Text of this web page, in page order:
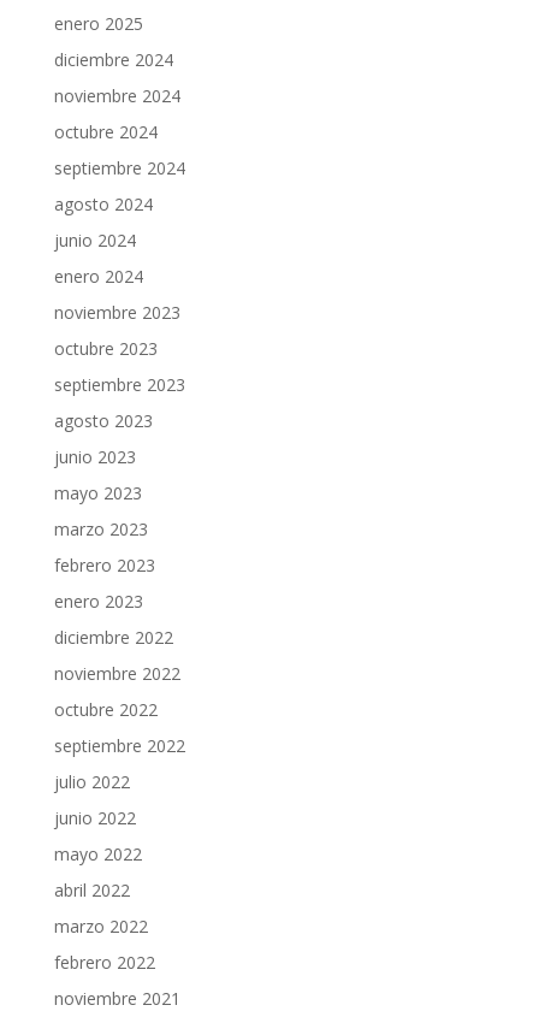
enero 2025
diciembre 2024
noviembre 2024
octubre 2024
septiembre 2024
agosto 2024
junio 2024
enero 2024
noviembre 2023
octubre 2023
septiembre 2023
agosto 2023
junio 2023
mayo 2023
marzo 2023
febrero 2023
enero 2023
diciembre 2022
noviembre 2022
octubre 2022
septiembre 2022
julio 2022
junio 2022
mayo 2022
abril 2022
marzo 2022
febrero 2022
noviembre 2021